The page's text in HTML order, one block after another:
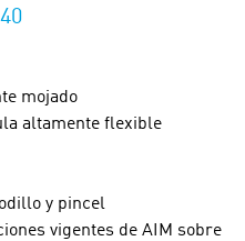
mojado
altamente flexible
y pincel
vigentes de AIM sobre